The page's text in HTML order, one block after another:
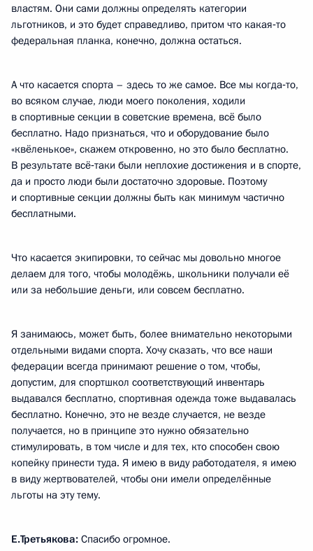
властям. Они сами должны определять категории
льготников, и это будет справедливо, притом что какая‑то
федеральная планка, конечно, должна остаться.
А что касается спорта – здесь то же самое. Все мы когда‑то,
во всяком случае, люди моего поколения, ходили
в спортивные секции в советские времена, всё было
бесплатно. Надо признаться, что и оборудование было
«квёленькое», скажем откровенно, но это было бесплатно.
В результате всё‑таки были неплохие достижения и в спорте,
да и просто люди были достаточно здоровые. Поэтому
и спортивные секции должны быть как минимум частично
бесплатными.
Что касается экипировки, то сейчас мы довольно многое
делаем для того, чтобы молодёжь, школьники получали её
или за небольшие деньги, или совсем бесплатно.
Я занимаюсь, может быть, более внимательно некоторыми
отдельными видами спорта. Хочу сказать, что все наши
федерации всегда принимают решение о том, чтобы,
допустим, для спортшкол соответствующий инвентарь
выдавался бесплатно, спортивная одежда тоже выдавалась
бесплатно. Конечно, это не везде случается, не везде
получается, но в принципе это нужно обязательно
стимулировать, в том числе и для тех, кто способен свою
копейку принести туда. Я имею в виду работодателя, я имею
в виду жертвователей, чтобы они имели определённые
льготы на эту тему.
Е.Третьякова: Спасибо огромное.